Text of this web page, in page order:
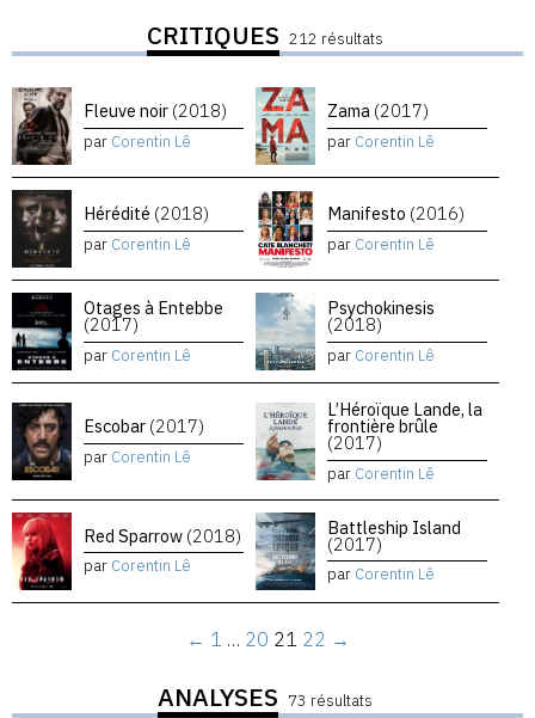
CRITIQUES 212 résultats
Fleuve noir (2018)
par Corentin Lê
Zama (2017)
par Corentin Lê
Hérédité (2018)
par Corentin Lê
Manifesto (2016)
par Corentin Lê
Otages à Entebbe
(2017)
par Corentin Lê
Psychokinesis
(2018)
par Corentin Lê
Escobar (2017)
par Corentin Lê
L’Héroïque Lande, la
frontière brûle
(2017)
par Corentin Lê
Red Sparrow (2018)
par Corentin Lê
Battleship Island
(2017)
par Corentin Lê
← 1 … 20 21 22 →
ANALYSES 73 résultats